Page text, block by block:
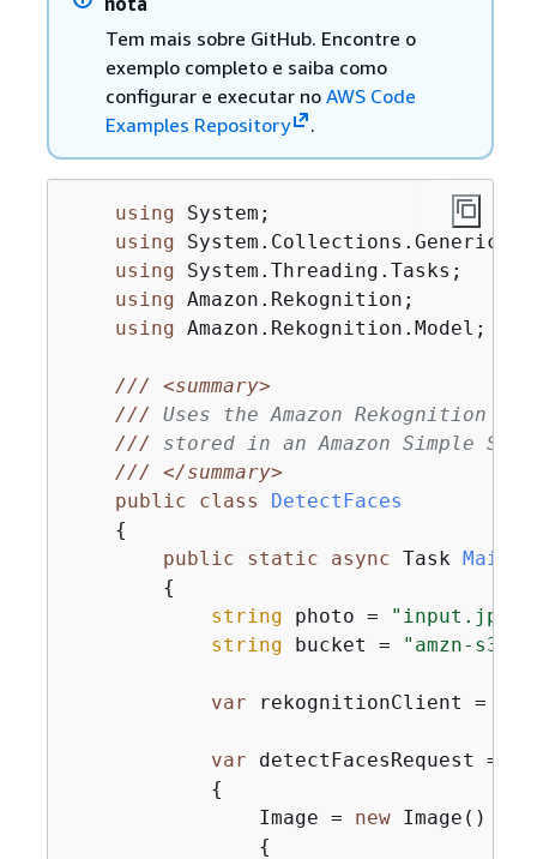
Tem mais sobre GitHub. Encontre o
exemplo completo e saiba como
configurar e executar no AWS Code
Examples Repository
.
using System;
using System.Collections.Generic;
using System.Threading.Tasks;
using Amazon.Rekognition;
using Amazon.Rekognition.Model;
///
<summary>
/// Uses the Amazon Rekognition
/// stored in an Amazon Simple
///
</summary>
public
class
DetectFaces
{
public
static async Task Main
{
string photo = "input.jpg"
string bucket = "amzn-s3-
var rekognitionClient =
var detectFacesRequest =
{
                Image =
new Image()
{